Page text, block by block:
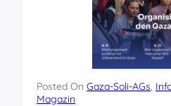
n
ä
c
h
s
t
Posted On Gaza-Soli-AGs,
Magazin